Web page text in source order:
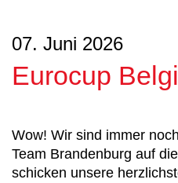
07. Juni 2026
Eurocup
Wow! Wir sind immer
Team Brandenburg auf
schicken unsere